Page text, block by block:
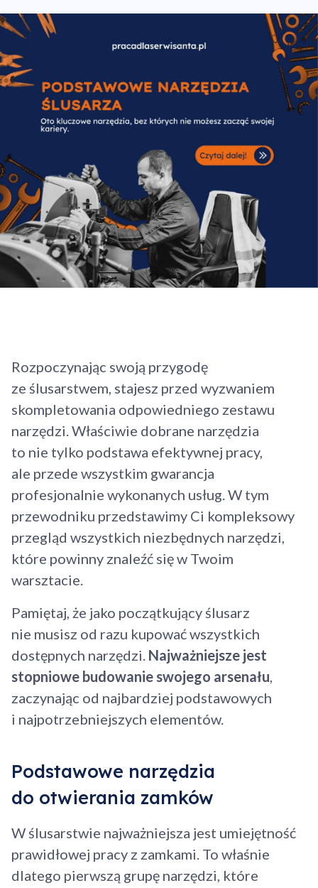
Rozpoczynając swoją przygodę
ze ślusarstwem, stajesz przed wyzwaniem
skompletowania odpowiedniego zestawu
narzędzi. Właściwie dobrane narzędzia
to nie tylko podstawa efektywnej pracy,
ale przede wszystkim gwarancja
profesjonalnie wykonanych usług. W tym
przewodniku przedstawimy Ci kompleksowy
przegląd wszystkich niezbędnych narzędzi,
które powinny znaleźć się w Twoim
warsztacie.
Pamiętaj, że jako początkujący ślusarz
nie musisz od razu kupować wszystkich
dostępnych narzędzi. Najważniejsze jest
stopniowe budowanie swojego arsenału,
zaczynając od najbardziej podstawowych
i najpotrzebniejszych elementów.
Podstawowe narzędzia
do otwierania zamków
W ślusarstwie najważniejsza jest umiejętność
prawidłowej pracy z zamkami. To właśnie
dlatego pierwszą grupę narzędzi, które